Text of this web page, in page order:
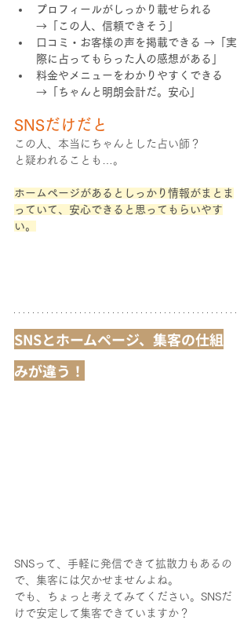
プロフィールがしっかり載せられる
→「この人、信頼できそう」
口コミ・お客様の声を掲載できる →「実
際に占ってもらった人の感想がある」
料金やメニューをわかりやすくできる
→「ちゃんと明朗会計だ。安心」
SNSだけだと
この人、本当にちゃんとした占い師？
と疑われることも…。
ホームページがあるとしっかり情報がまとま
っていて、安心できると思ってもらいやす
い。
SNSとホームページ、集客の仕組
みが違う！
SNSって、手軽に発信できて拡散力もあるの
で、集客には欠かせませんよね。
でも、ちょっと考えてみてください。SNSだ
けで安定して集客できていますか？